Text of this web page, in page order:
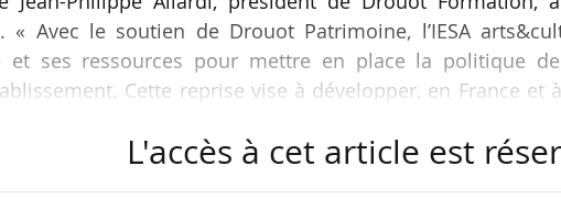
« Avec le soutien de Drouot Patrimoine, l’IESA
et ses ressources pour mettre en place la politique
Cette reprise vise à développer, en France et
d’art. Drouot Formation conserve sa localisation face à
L'accès à cet article est